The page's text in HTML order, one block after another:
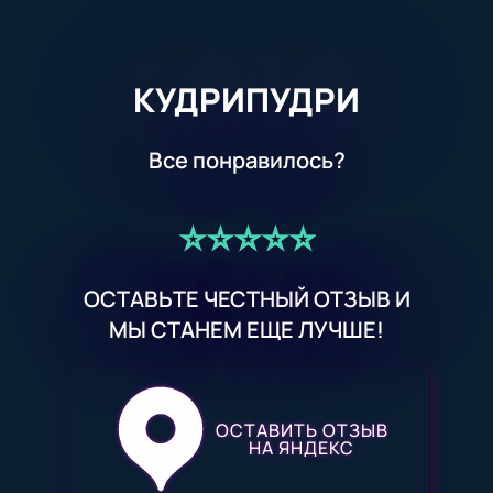
КУДРИПУДРИ
Все понравилось?
⭐️⭐️⭐️⭐️⭐️
ОСТАВЬТЕ ЧЕСТНЫЙ ОТЗЫВ И
МЫ СТАНЕМ ЕЩЕ ЛУЧШЕ!
ОСТАВИТЬ ОТЗЫВ
НА ЯНДЕКС